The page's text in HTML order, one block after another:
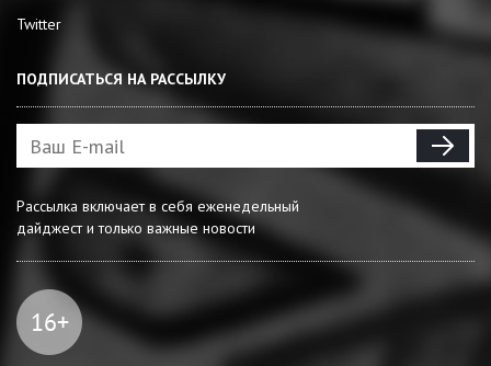
Twitter
ПОДПИСАТЬСЯ НА РАССЫЛКУ
Рассылка включает в себя еженедельный
дайджест и только важные новости